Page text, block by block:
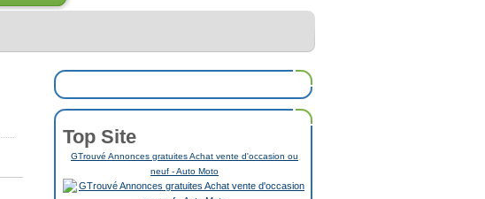
Top Site
GTrouvé Annonces gratuites Achat vente d'occasion ou
neuf - Auto Moto